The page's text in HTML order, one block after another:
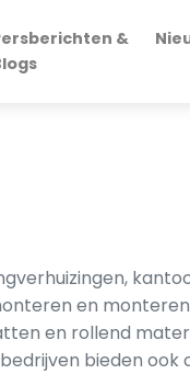
&
en
en rollend
bieden ook